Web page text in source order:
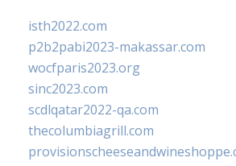
isth2022.com
p2b2pabi2023-makassar.com
wocfparis2023.org
sinc2023.com
scdlqatar2022-qa.com
thecolumbiagrill.com